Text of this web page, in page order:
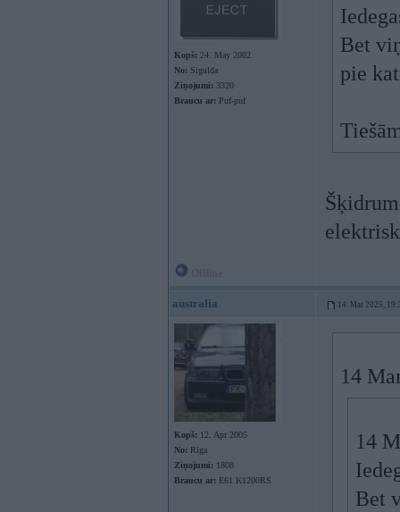
Kopš: 24. May 2002
No: Sigulda
Ziņojumi: 3320
Braucu ar: Puf-puf
Bet
pie
australia 14. Mar 2025,
Kopš: 12. Apr 2005
No: Rīga
Ziņojumi: 1808
Braucu ar: E61 K1200RS
14
14
Bet